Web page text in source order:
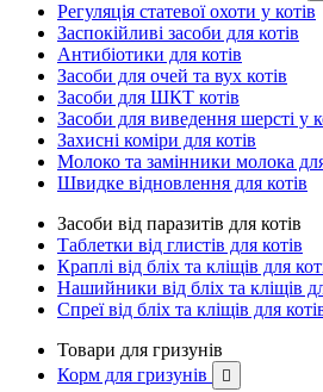
Регуляція статевої охоти у котів
Заспокійливі засоби для котів
Антибіотики для котів
Засоби для очей та вух котів
Засоби для ШКТ котів
Засоби для виведення шерсті у
Захисні коміри для котів
Молоко та замінники молока
Швидке відновлення для котів
Засоби від паразитів для котів
Таблетки від глистів для котів
Краплі від бліх та кліщів для
Нашийники від бліх та кліщів
Спреї від бліх та кліщів для
Товари для гризунів
Корм для гризунів
